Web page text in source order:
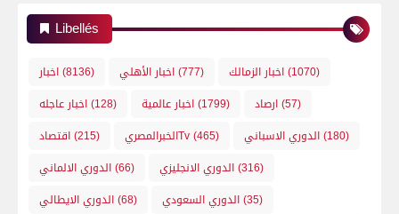
Libellés
اخبار(8136) اخبار الأهلي(777) اخبار الزمالك(1070)
اخبار عاجله(128) اخبار عالمية(1799) ارصاد(57)
اقتصاد(215) الخبرالمصريTv(465) الدوري الاسباني(180)
الدوري الالماني(66) الدوري الانجليزي(316)
الدوري الايطالي(68) الدوري السعودي(35)